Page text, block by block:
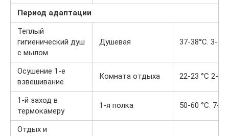
Период адаптации
Теплый
гигиенический душ
с мылом
Душевая 37-38°С. 3-5
Осушение 1-е
взвешивание
Комната отдыха 22-23 °С 2-3
1-й заход в
термокамеру
1-я полка 50-60 °С. 7-
Отдых и